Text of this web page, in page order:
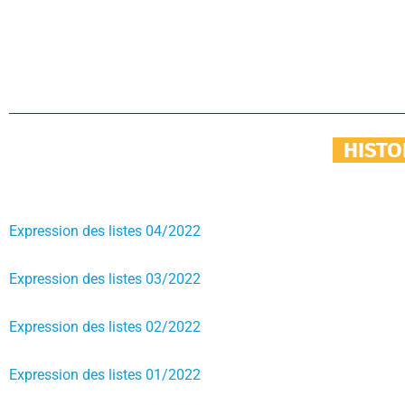
Expression des listes 04/2022
Expression des listes 03/2022
Expression des listes 02/2022
Expression des listes 01/2022